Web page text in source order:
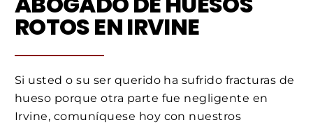
ROTOS EN IRVINE
Si usted o su ser querido ha sufrido fracturas de
hueso porque otra parte fue negligente en
Irvine, comuníquese hoy con nuestros